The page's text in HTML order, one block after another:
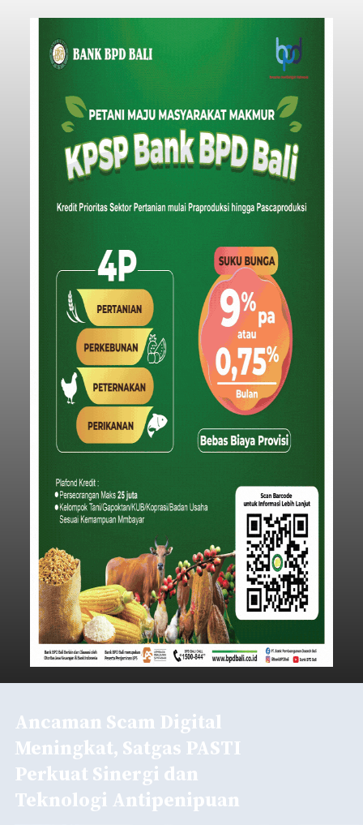
Ancaman Scam Digital
Meningkat, Satgas PASTI
Perkuat Sinergi dan
Teknologi Antipenipuan